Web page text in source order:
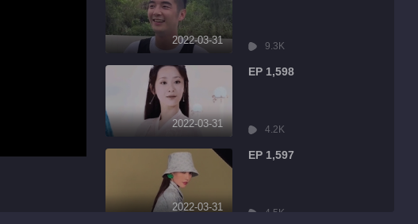
2022-03-31 9.3K
2022-03-31
EP 1,598
4.2K
2022-03-31
EP 1,597
4.5K